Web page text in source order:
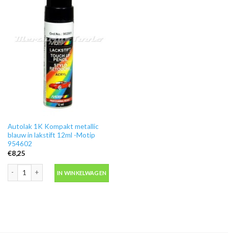
Autolak 1K Kompakt metallic
blauw in lakstift 12ml -Motip
954602
€8,25
IN WINKELWAGEN